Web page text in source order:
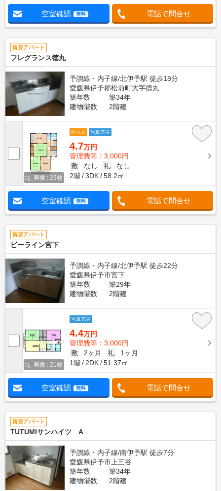
空室確認 無料 電話で問合せ
賃貸アパート
フレグランス徳丸
予讃線・内子線/北伊予駅 徒歩18分
愛媛県伊予郡松前町大字徳丸
築年数
築34年
建物階数
2階建
画像 : 23枚
即入居 写真充実
4.7万円
管理費等：3,000円
敷
なし 礼
なし
2階
3DK 58.2㎡
空室確認 無料 電話で問合せ
賃貸アパート
ビーライン宮下
予讃線・内子線/北伊予駅 徒歩22分
愛媛県伊予市宮下
築年数
築29年
建物階数
2階建
画像 : 21枚
写真充実
4.4万円
管理費等：3,000円
敷
2ヶ月 礼
1ヶ月
1階
2DK 51.37㎡
空室確認 無料 電話で問合せ
賃貸アパート
TUTUMIサンハイツ A
予讃線・内子線/南伊予駅 徒歩7分
愛媛県伊予市上三谷
築年数
築34年
建物階数
2階建